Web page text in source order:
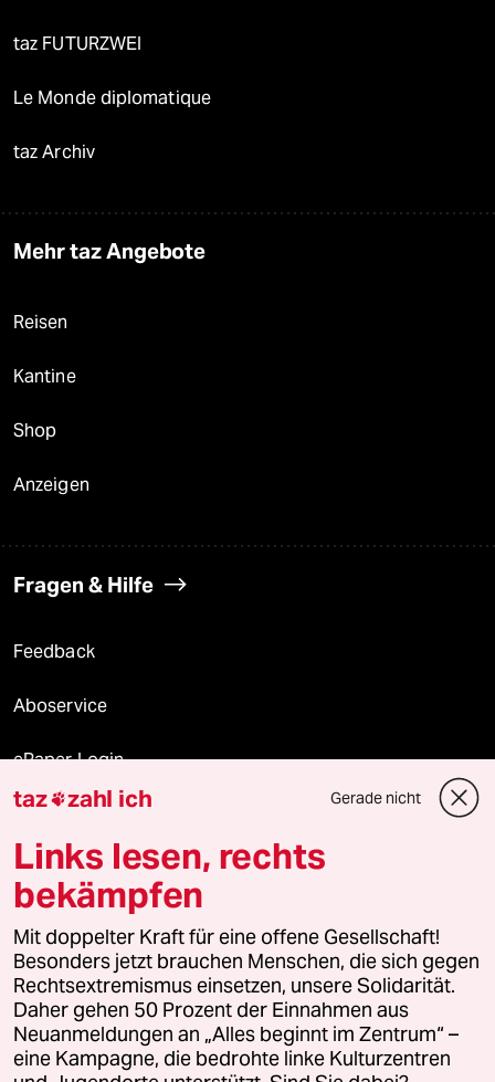
taz FUTURZWEI
Le Monde diplomatique
taz Archiv
Mehr taz Angebote
Reisen
Kantine
Shop
Anzeigen
Fragen & Hilfe
Feedback
Aboservice
ePaper Login
Downloads für Abonnierende
© 2026 taz Verlags und Vertriebs GmbH
Alle Rechte vorbehalten. Bei rechtlichen Fragen oder für Genehmigungen
wenden Sie sich bitte an lizenzen@taz.de
Feedback Redaktionsstatut Kommune-Richtlinien
Leitlinie Informant Datenschutz Impressum AGB
taz zahl ich Gerade nicht
Links lesen, rechts
bekämpfen
Mit doppelter Kraft für eine offene Gesellschaft!
Besonders jetzt brauchen Menschen, die sich gegen
Rechtsextremismus einsetzen, unsere Solidarität.
Daher gehen 50 Prozent der Einnahmen aus
Neuanmeldungen an „Alles beginnt im Zentrum“ –
eine Kampagne, die bedrohte linke Kulturzentren